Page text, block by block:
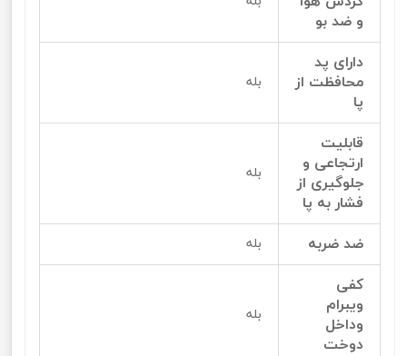
و ضد بو
دارای پد
محافظت از
پا
بله
قابلیت
ارتجاعی و
جلوگیری از
فشار به پا
بله
ضد ضربه بله
کفی
ویبرام
وداخل
دوخت
بله